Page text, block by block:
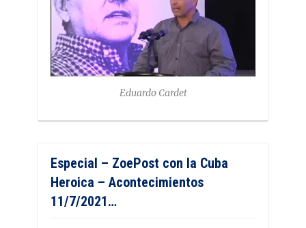
Eduardo Cardet
Especial – ZoePost con la Cuba
Heroica – Acontecimientos
11/7/2021…